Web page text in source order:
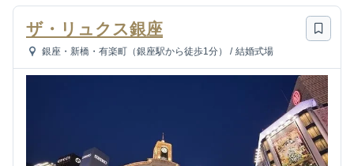
ザ・リュクス銀座
銀座・新橋・有楽町（銀座駅から徒歩1分） / 結婚式場